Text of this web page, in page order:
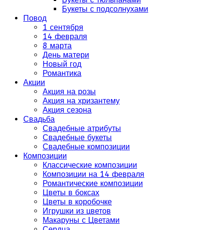
Букеты с подсолнухами
Повод
1 сентября
14 февраля
8 марта
День матери
Новый год
Романтика
Акции
Акция на розы
Акция на хризантему
Акция сезона
Свадьба
Свадебные атрибуты
Свадебные букеты
Свадебные композиции
Композиции
Классические композиции
Композиции на 14 февраля
Романтические композиции
Цветы в боксах
Цветы в коробочке
Игрушки из цветов
Макаруны с Цветами